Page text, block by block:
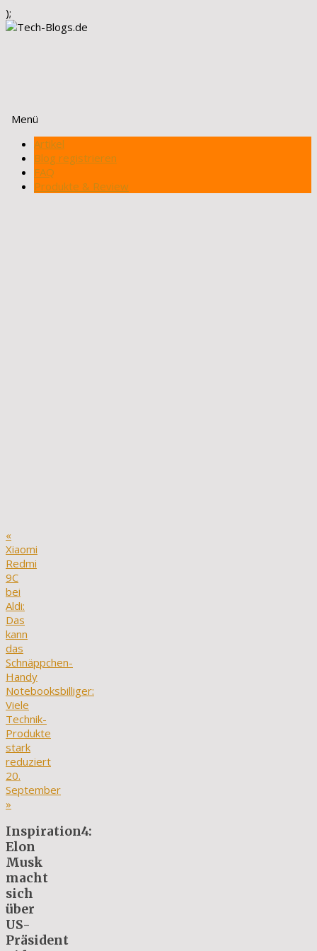
);
Menü
Zum
Inhalt
springen
Artikel
Blog registrieren
FAQ
Produkte & Review
«
Xiaomi
Redmi
9C
bei
Aldi:
Das
kann
das
Schnäppchen-
Handy
Notebooksbilliger:
Viele
Technik-
Produkte
stark
reduziert
20.
September
»
Inspiration4:
Elon
Musk
macht
sich
über
US-
Präsident